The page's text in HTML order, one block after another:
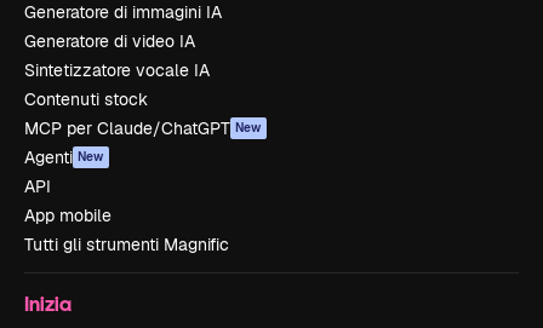
Generatore di immagini IA
Generatore di video IA
Sintetizzatore vocale IA
Contenuti stock
MCP per Claude/ChatGPT New
Agenti New
API
App mobile
Tutti gli strumenti Magnific
Inizia